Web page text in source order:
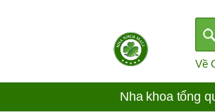
Về
Nha khoa tổng